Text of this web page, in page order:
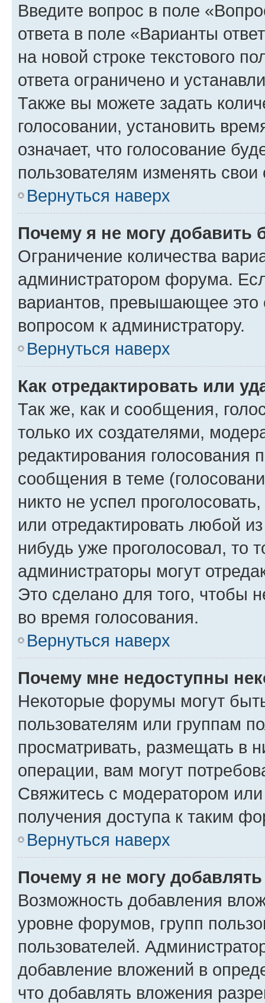
Введите вопрос в поле
ответа в поле «Варианты
на новой строке текстового
ответа ограничено и
Также вы можете задать
голосовании, установить
означает, что голосование
пользователям изменять свои
Вернуться наверх
Почему я не могу добавить
Ограничение количества
администратором форума.
вариантов, превышающее это
вопросом к администратору.
Вернуться наверх
Как отредактировать или
Так же, как и сообщения,
только их создателями,
редактирования голосования
сообщения в теме
никто не успел
или отредактировать любой
нибудь уже проголосовал, то
администраторы могут
Это сделано для того, чтобы
во время голосования.
Вернуться наверх
Почему мне недоступны
Некоторые форумы могут
пользователям или группам
просматривать, размещать в
операции, вам могут
Свяжитесь с модератором
получения доступа к таким
Вернуться наверх
Почему я не могу
Возможность добавления
уровне форумов, групп
пользователей.
добавление вложений в
что добавлять вложения